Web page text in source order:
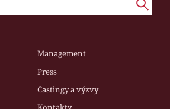
Management
Press
Castingy a výzvy